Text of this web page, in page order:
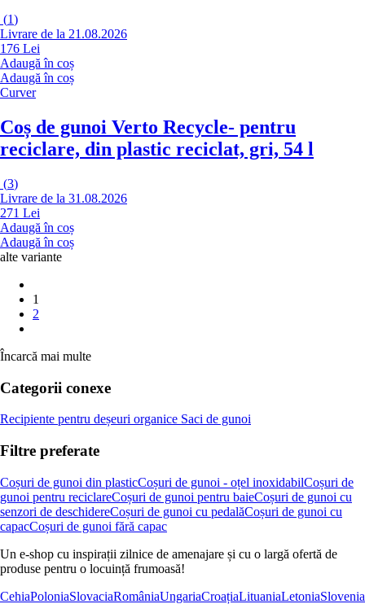
(1)
Livrare de la 21.08.2026
176 Lei
Adaugă în coș
Adaugă în coș
Curver
Coș de gunoi Verto Recycle- pentru
reciclare, din plastic reciclat, gri, 54 l
(3)
Livrare de la 31.08.2026
271 Lei
Adaugă în coș
Adaugă în coș
alte variante
1
2
Încarcă mai multe
Categorii conexe
Recipiente pentru deșeuri organice Saci de gunoi
Filtre preferate
Coșuri de gunoi din plasticCoșuri de gunoi - oțel inoxidabilCoșuri de
gunoi pentru reciclareCoșuri de gunoi pentru baieCoșuri de gunoi cu
senzori de deschidereCoșuri de gunoi cu pedalăCoșuri de gunoi cu
capacCoșuri de gunoi fără capac
Un e-shop cu inspirații zilnice de amenajare și cu o largă ofertă de
produse pentru o locuință frumoasă!
CehiaPoloniaSlovaciaRomâniaUngariaCroațiaLituaniaLetoniaSlovenia